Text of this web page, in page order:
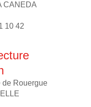
CANEDA
10 42
de Rouergue